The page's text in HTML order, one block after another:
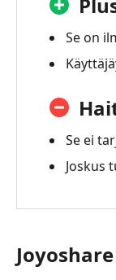
Se on
Se ei
Joskus